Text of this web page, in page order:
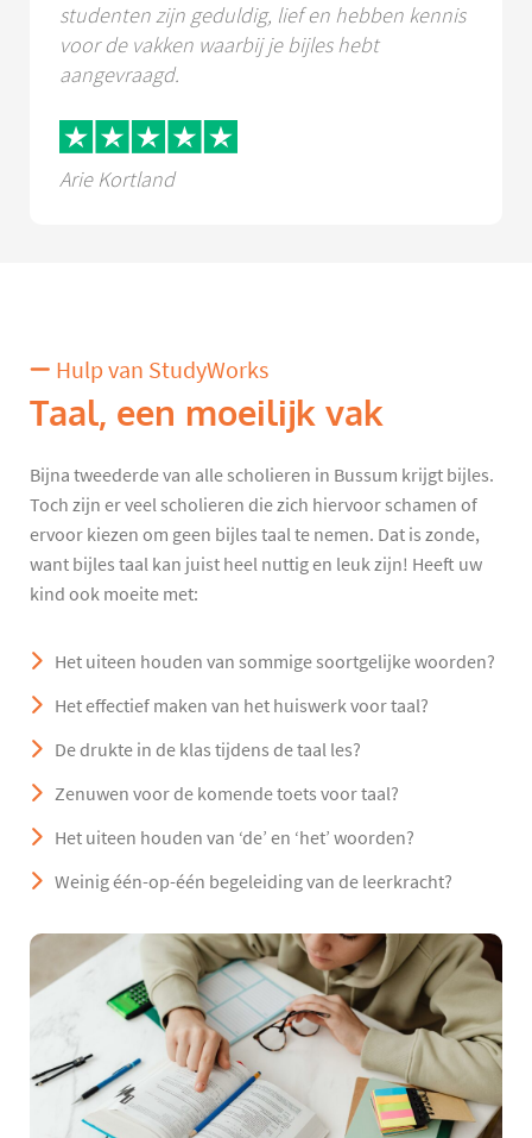
studenten zijn geduldig, lief en hebben kennis
voor de vakken waarbij je bijles hebt
aangevraagd.
Arie Kortland
Hulp van StudyWorks
Taal, een moeilijk vak
Bijna tweederde van alle scholieren in Bussum krijgt bijles.
Toch zijn er veel scholieren die zich hiervoor schamen of
ervoor kiezen om geen bijles taal te nemen. Dat is zonde,
want bijles taal kan juist heel nuttig en leuk zijn! Heeft uw
kind ook moeite met:
Het uiteen houden van sommige soortgelijke woorden?
Het effectief maken van het huiswerk voor taal?
De drukte in de klas tijdens de taal les?
Zenuwen voor de komende toets voor taal?
Het uiteen houden van ‘de’ en ‘het’ woorden?
Weinig één-op-één begeleiding van de leerkracht?